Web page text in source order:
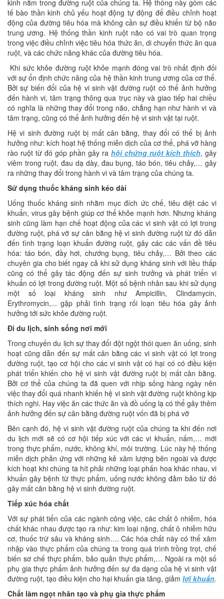
kinh nằm trong đường ruột của chúng ta. Hệ thống này gồm các
tế bào thần kinh chủ yếu hoạt động tự động để điều chỉnh hoạt
động của đường tiêu hóa mà không cần sự điều khiển từ bộ não
trung ương. Hệ thống thần kinh ruột não có vai trò quan trọng
trong việc điều chỉnh việc tiêu hóa thức ăn, di chuyển thức ăn qua
ruột, và các chức năng khác của đường tiêu hóa.
Khi sức khỏe đường ruột khỏe mạnh đóng vai trò nhất định đối
với sự ổn định chức năng của hệ thần kinh trung ương của cơ thể.
Bởi sự biến đổi của hệ vi sinh vật đường ruột có thể ảnh hưởng
đến hành vi, tâm trạng thông qua trục này và giao tiếp hai chiều
có nghĩa là những thay đổi trong não, chẳng hạn như hành vi và
tâm trạng, cũng có thể ảnh hưởng đến hệ vi sinh vật tại ruột.
Hệ vi sinh đường ruột bị mất cân bằng, thay đổi có thể bị ảnh
hưởng như: kích hoạt hệ thống miễn dịch của cơ thể, phá vỡ hàng
rào ruột từ đó góp phần gây ra hội chứng ruột kích thích, gây
viêm trong ruột, đau dạ dày, đau bụng, táo bón, tiêu chảy,… gây
ra những thay đổi trong hành vi và tâm trạng của chúng ta.
Sử dụng thuốc kháng sinh kéo dài
Uống thuốc kháng sinh nhằm mục đích ức chế, tiêu diệt các vi
khuẩn, virus gây bệnh giúp cơ thể khỏe mạnh hơn. Nhưng kháng
sinh cũng làm hạn chế hoạt động của các vi sinh vật có lợi trong
đường ruột, phá vỡ sự cân bằng hệ vi sinh đường ruột từ đó dẫn
đến tình trạng loạn khuẩn đường ruột, gây các các vấn đề tiêu
hóa: táo bón, đầy hơi, chướng bụng, tiêu chảy,… Bởi theo các
chuyên gia cho biết ngay cả khi sử dụng kháng sinh với liều thấp
cũng có thể gây tác động đến sự sinh trưởng và phát triển vi
khuẩn có lợi trong đường ruột. Một số bệnh nhân sau khi sử dụng
một số loại kháng sinh như Ampicillin, Clindamycin,
Erythromycin,... gặp phải tình trạng rối loạn tiêu hóa gây ảnh
hưởng tới sức khỏe đường ruột.
Đi du lịch, sinh sống nơi mới
Trong chuyến du lịch sự thay đổi đột ngột thói quen ăn uống, sinh
hoạt cũng dẫn đến sự mất cân bằng các vi sinh vật có lợi trong
đường ruột, tạo cơ hội cho các vi sinh vật có hại có có điều kiện
phát triển khiến cho hệ vi sinh vật đường ruột bị mất cân bằng.
Bởi cơ thể của chúng ta đã quen với nhịp sống hàng ngày nên
việc thay đổi quá nhanh khiến hệ vi sinh vật đường ruột không kịp
thích nghi. Hay việc ăn các thức ăn và đồ uống lạ có thể gây thêm
ảnh hưởng đến sự cân bằng đường ruột vốn đã bị phá vỡ
Bên cạnh đó, hệ vi sinh vật đường ruột của chúng ta khi đến nơi
du lịch mới sẽ có cơ hội tiếp xúc với các vi khuẩn, nấm,… mới
trong thực phẩm, nước, không khí, môi trường. Lúc này hệ thống
miễn dịch phản ứng với những kẻ xâm lượng bên ngoài và được
kích hoạt khi chúng ta hít phải những loại phấn hoa khác nhau, vi
khuẩn gây bệnh từ thực phẩm, uống nước không đảm bảo từ đó
gây mất cân bằng hệ vi sinh đường ruột.
Tiếp xúc hóa chất
Với sự phát tiển của các ngành công việc, các chất ô nhiễm, hóa
chất khác nhau được tạo ra như: kim loại nặng, chất ô nhiễm hữu
cơ, thuốc trừ sâu và kháng sinh…. Các hóa chất này có thể xâm
nhập vào thực phẩm của chúng ta trong quá trình trồng trọt, chế
biến sơ chế thực phẩm, bảo quản thực phẩm,… Ngoài ra một số
phụ gia thực phẩm ảnh hưởng đến sự đa dạng của hệ vi sinh vật
đường ruột, tạo điều kiện cho hại khuẩn gia tăng, giảm lợi khuẩn.
Chất làm ngọt nhân tạo và phụ gia thực phẩm